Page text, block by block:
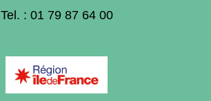
Tel. : 01 79 87 64 00